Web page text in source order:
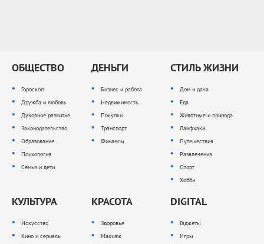
ОБЩЕСТВО
Гороскоп
Дружба и любовь
Духовное развитие
Законодательство
Образование
Психология
Семья и дети
ДЕНЬГИ
Бизнес и работа
Недвижимость
Покупки
Транспорт
Финансы
СТИЛЬ ЖИЗНИ
Дом и дача
Еда
Животные и природа
Лайфхаки
Путешествия
Развлечения
Спорт
Хобби
КУЛЬТУРА
Искусство
Кино и сериалы
КРАСОТА
Здоровье
Макияж
DIGITAL
Гаджеты
Игры